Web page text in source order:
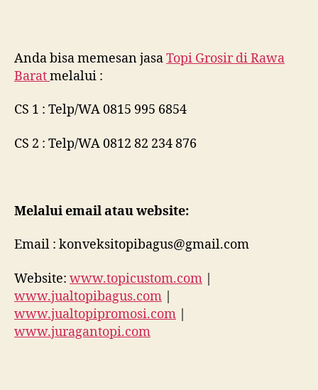
Anda bisa memesan jasaTopi Grosir diRawa
Baratmelalui :
CS 1 : Telp/WA 0815 995 6854
CS 2 : Telp/WA 0812 82 234 876
Melalui email atau website:
Email : konveksitopibagus@gmail.com
Website: www.topicustom.com |
www.jualtopibagus.com |
www.jualtopipromosi.com |
www.juragantopi.com